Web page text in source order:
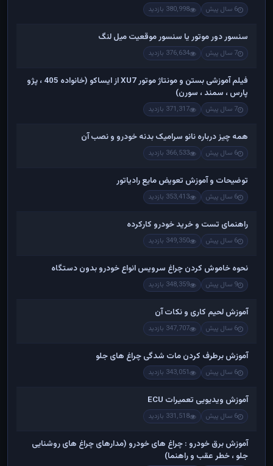
6 سال پیش 380,998 بازدید
سنسور دور موتور یا سنسور موقعیت میل لنگ
7 سال پیش 376,634 بازدید
فیلم آموزشی بستن و مونتاژ موتور XU7 از ایساکو (خانواده 405 ، پژو
پارس ، سمند ، سورن)
7 سال پیش 371,317 بازدید
همه چیز درباره نانو سرامیک بدنه خودرو و نصب آن
6 سال پیش 366,533 بازدید
توضیحات و آموزش تعویض مایع رادیاتور
6 سال پیش 353,413 بازدید
راهنمای تست و خريد خودرو کارکرده
6 سال پیش 349,350 بازدید
نحوه خاموش کردن چراغ سرویس انواع خودرو بدون دستگاه
9 سال پیش 348,359 بازدید
آموزش لحیم کاری و نکات آن
6 سال پیش 347,707 بازدید
آموزش برطرف کردن مات شدگی چراغ های جلو
6 سال پیش 343,051 بازدید
آموزش ویدیویی تعمیرات ECU
6 سال پیش 331,518 بازدید
آموزش برق خودرو : چراغ های خودرو (مدارهای چراغ های روشنایی
جلو ، خطر عقب و راهنما)